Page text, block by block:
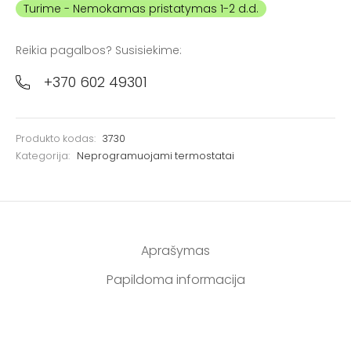
Turime
Reikia pagalbos? Susisiekime:
+370 602 49301
Produkto kodas: 3730
Kategorija: Neprogramuojami termostatai
Aprašymas
Papildoma informacija